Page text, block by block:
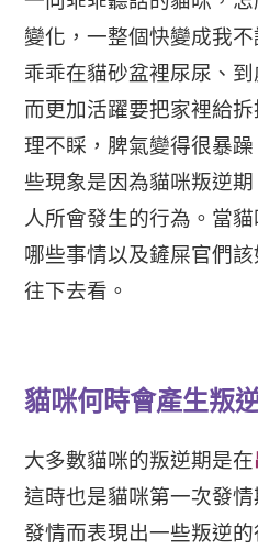
變化，一整個快變成我
乖乖在貓砂盆裡尿尿、
而更加活躍要把家裡給
理不睬，脾氣變得很暴
些現象是因為貓咪叛逆
人所會發生的行為。當
哪些事情以及鏟屎官們
往下去看。
貓咪何時會產生叛
大多數貓咪的叛逆期是在
這時也是貓咪第一次發
發情而表現出一些叛逆